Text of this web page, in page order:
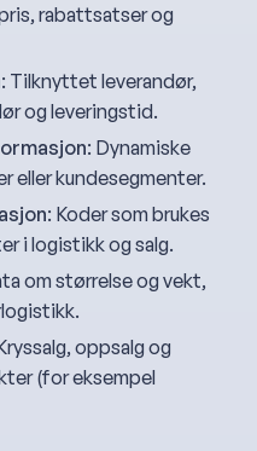
rabattsatser og
: Tilknyttet leverandør,
og leveringstid.
: Dynamiske
eller kundesegmenter.
: Koder som brukes
i logistikk og salg.
om størrelse og vekt,
oppsalg og
(for eksempel